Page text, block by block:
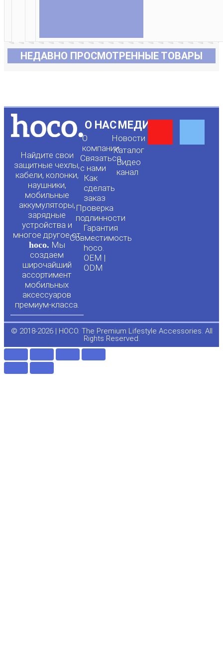
НЕДАВНО ПРОСМОТРЕННЫЕ ТОВАРЫ
Найдите свои
защитные чехлы,
кабели, колонки,
наушники,
мобильные
аккумуляторы,
зарядные
устройства и
многое другое от
hoco. Мы
создаем
широчайший
ассортимент
мобильных
аксессуаров
премиум-класса.
О НАС
О
компании
Связаться
с нами
Как
сделать
заказ
Проверка
подлинности
Гарантия
Совместимость
hoco.
OEM |
ODM
МЕДИА
Новости
Каталог
Видео
канал
-
f
© 2018-2026 | HOCO. The Premium Lifestyle Accessories. All
Rights Reserved.